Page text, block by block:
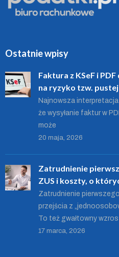
Ostatnie wpisy
Faktura z KSeF i
na ryzyko tzw.
Najnowsza
że wysyłanie faktur w
może
20 maja, 2026
Zatrudnienie
ZUS i koszty, o
Zatrudnienie
przejścia z
To też gwałtowny
17 marca, 2026